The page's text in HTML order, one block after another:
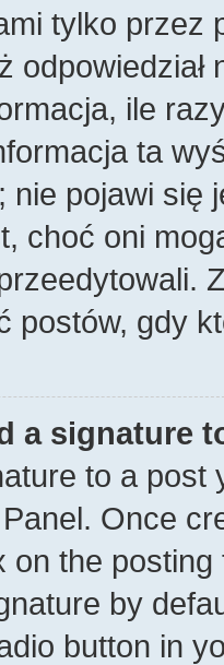
tylko przez
ile
ta
nie pojawi
choć oni
postów, gdy
a signature
to a
Once
on the
by
button in